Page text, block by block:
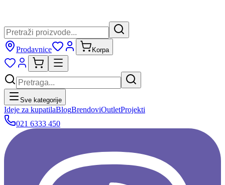
Prodavnice Korpa
Sve kategorije
Ideje za kupatilaBlogBrendoviOutletProjekti
021 6333 450